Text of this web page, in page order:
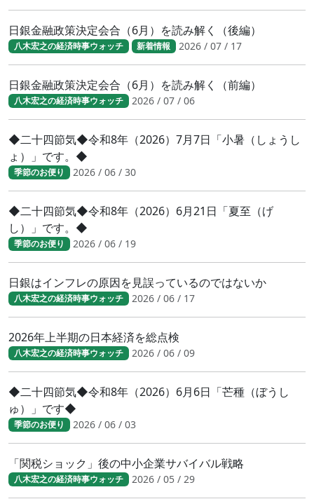
日銀金融政策決定会合（6月）を読み解く（後編）
八木宏之の経済時事ウォッチ 新着情報 2026 / 07 / 17
日銀金融政策決定会合（6月）を読み解く（前編）
八木宏之の経済時事ウォッチ 2026 / 07 / 06
◆二十四節気◆令和8年（2026）7月7日「小暑（しょうし
ょ）」です。◆
季節のお便り 2026 / 06 / 30
◆二十四節気◆令和8年（2026）6月21日「夏至（げ
し）」です。◆
季節のお便り 2026 / 06 / 19
日銀はインフレの原因を見誤っているのではないか
八木宏之の経済時事ウォッチ 2026 / 06 / 17
2026年上半期の日本経済を総点検
八木宏之の経済時事ウォッチ 2026 / 06 / 09
◆二十四節気◆令和8年（2026）6月6日「芒種（ぼうし
ゅ）」です◆
季節のお便り 2026 / 06 / 03
「関税ショック」後の中小企業サバイバル戦略
八木宏之の経済時事ウォッチ 2026 / 05 / 29